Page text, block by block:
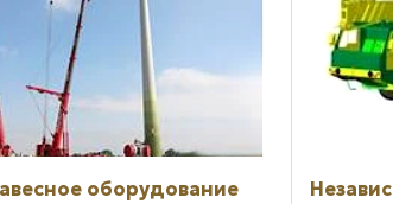
оборудование